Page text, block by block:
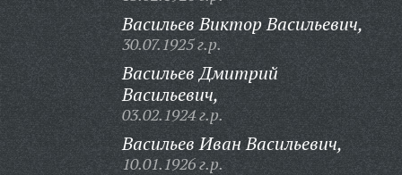
Васильев Виктор Васильевич,
30.07.1925 г.р.
Васильев Дмитрий
Васильевич,
03.02.1924 г.р.
Васильев Иван Васильевич,
10.01.1926 г.р.